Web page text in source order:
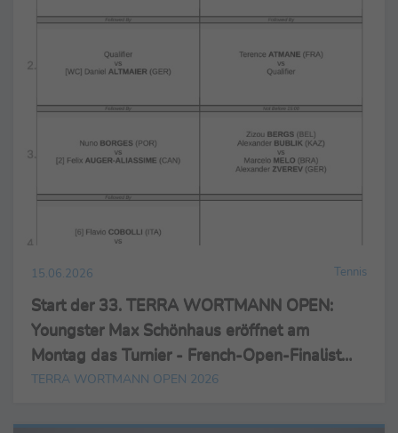
15.06.2026 Tennis
Start der 33. TERRA WORTMANN OPEN:
Youngster Max Schönhaus eröffnet am
Montag das Turnier - French-Open-Finalist
Cobolli mit viel Selbstvertrauen gegen Tiafoe
TERRA WORTMANN OPEN 2026